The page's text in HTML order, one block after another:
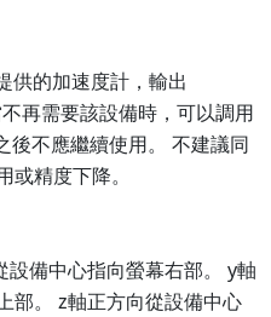
的加速度計，輸出
再需要該設備時，可以調用
不應繼續使用。 不建議同
精度下降。
備中心指向螢幕右部。 y軸
部。 z軸正方向從設備中心